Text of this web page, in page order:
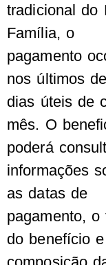
tradicional do
Família, o
pagamento
nos últimos
dias úteis de
mês. O
poderá
informações
as datas de
pagamento, o
do benefício